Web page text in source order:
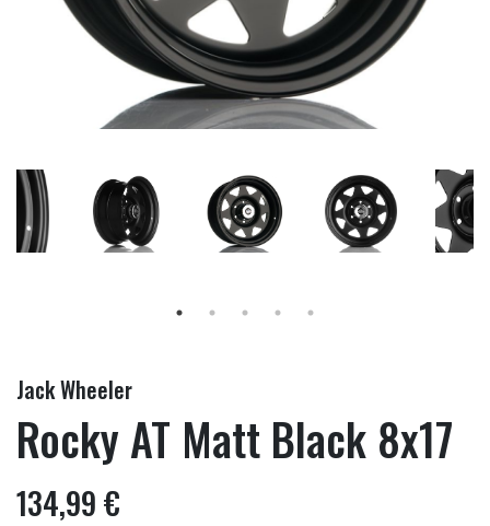
Jack Wheeler
Rocky AT Matt Black 8x17
134,99 €